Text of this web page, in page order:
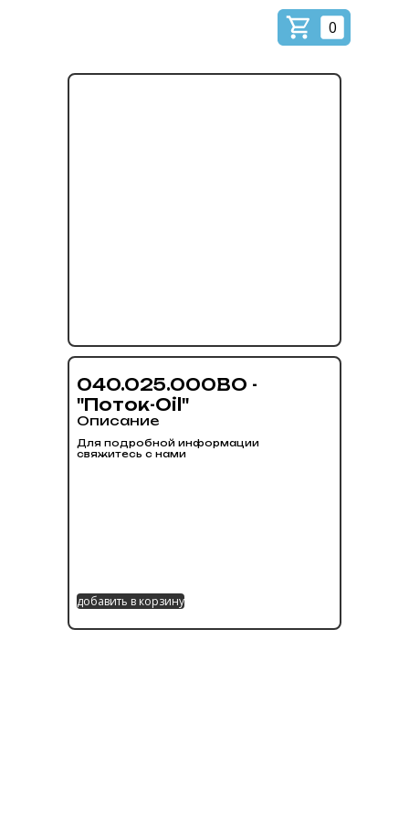
0
040.025.000ВО -
"Поток-Oil"
Описание
Для подробной информации
свяжитесь с нами
добавить в корзину